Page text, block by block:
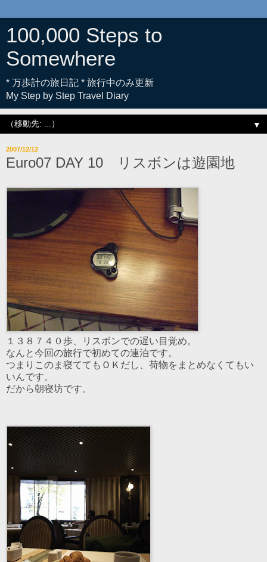
100,000 Steps to
Somewhere
* 万歩計の旅日記 * 旅行中のみ更新
My Step by Step Travel Diary
▼
2007/12/12
Euro07 DAY 10 リスボンは遊園地
１３８７４０歩、リスボンでの遅い目覚め。
なんと今回の旅行で初めての連泊です。
つまりこのま寝ててもＯＫだし、荷物をまとめなくてもい
いんです。
だから朝寝坊です。